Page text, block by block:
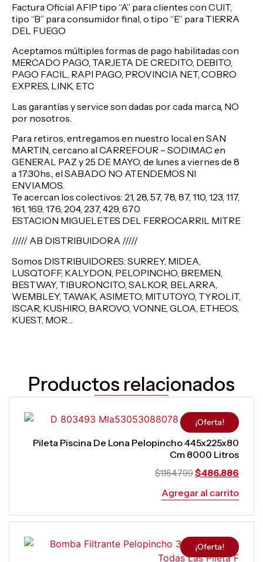
Factura Oficial AFIP tipo “A” para clientes con CUIT,
tipo “B” para consumidor final, o tipo “E” para TIERRA
DEL FUEGO
Aceptamos múltiples formas de pago habilitadas con
MERCADO PAGO, TARJETA DE CREDITO, DEBITO,
PAGO FACIL, RAPI PAGO, PROVINCIA NET, COBRO
EXPRES, LINK, ETC
Las garantías y service son dadas por cada marca, NO
por nosotros.
Para retiros, entregamos en nuestro local en SAN
MARTIN, cercano al CARREFOUR – SODIMAC en
GENERAL PAZ y 25 DE MAYO, de lunes a viernes de 8
a 17:30hs., el SABADO NO ATENDEMOS NI
ENVIAMOS.
Te acercan los colectivos: 21, 28, 57, 78, 87, 110, 123, 117,
161, 169, 176, 204, 237, 429, 670
ESTACION MIGUELETES DEL FERROCARRIL MITRE
///// AB DISTRIBUIDORA /////
Somos DISTRIBUIDORES: SURREY, MIDEA,
LUSQTOFF, KALYDON, PELOPINCHO, BREMEN,
BESTWAY, TIBURONCITO, SALKOR, BELARRA,
WEMBLEY, TAWAK, ASIMETO, MITUTOYO, TYROLIT,
ISCAR, KUSHIRO, BAROVO, VONNE, GLOA, ETHEOS,
KUEST, MOR…
Productos relacionados
¡Oferta!
Pileta Piscina De Lona Pelopincho 445x225x80
Cm 8000 Litros
$1.164.799$486.886
Agregar al carrito
¡Oferta!